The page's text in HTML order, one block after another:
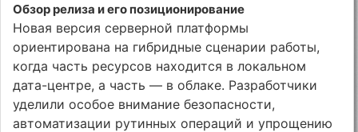
Обзор релиза и его позиционирование
Новая версия серверной платформы
ориентирована на гибридные сценарии работы,
когда часть ресурсов находится в локальном
дата-центре, а часть — в облаке. Разработчики
уделили особое внимание безопасности,
автоматизации рутинных операций и упрощению